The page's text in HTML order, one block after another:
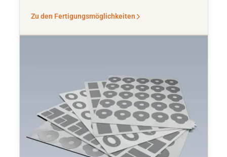
Zu den Fertigungsmöglichkeiten